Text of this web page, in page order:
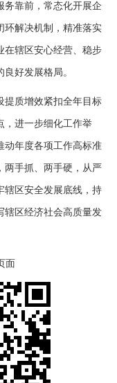
务靠前，常态化开展企
环解决机制，精准落实
在辖区安心经营、稳步
好发展格局。
质增效紧扣全年目标
，进一步细化工作举
动年度各项工作高标准
两手抓、两手硬，从严
辖区安全发展底线，持
辖区经济社会高质量发
面